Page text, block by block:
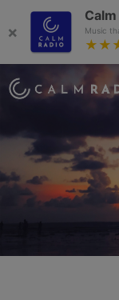
× Music